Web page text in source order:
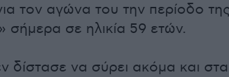
τον αγώνα του την περίοδο της
σήμερα σε ηλικία 59 ετών.
δίστασε να σύρει ακόμα και στα